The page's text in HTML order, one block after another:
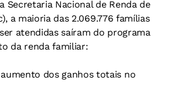
Secretaria Nacional de Renda de
a maioria das 2.069.776 famílias
atendidas saíram do programa
da renda familiar:
aumento dos ganhos totais no